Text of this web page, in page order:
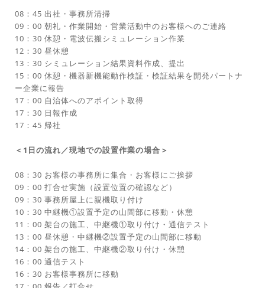
08：45 出社・事務所清掃
09：00 朝礼・作業開始・営業活動中のお客様へのご連絡
10：30 休憩・電波伝搬シミュレーション作業
12：30 昼休憩
13：30 シミュレーション結果資料作成、提出
15：00 休憩・機器新機能動作検証・検証結果を開発パートナ
ー企業に報告
17：00 自治体へのアポイント取得
17：30 日報作成
17：45 帰社
＜1日の流れ／現地での設置作業の場合＞
08：30 お客様の事務所に集合・お客様にご挨拶
09：00 打合せ実施（設置位置の確認など）
09：30 事務所屋上に親機取り付け
10：30 中継機①設置予定の山間部に移動・休憩
11：00 架台の施工、中継機①取り付け・通信テスト
13：00 昼休憩・中継機②設置予定の山間部に移動
14：00 架台の施工、中継機②取り付け・休憩
16：00 通信テスト
16：30 お客様事務所に移動